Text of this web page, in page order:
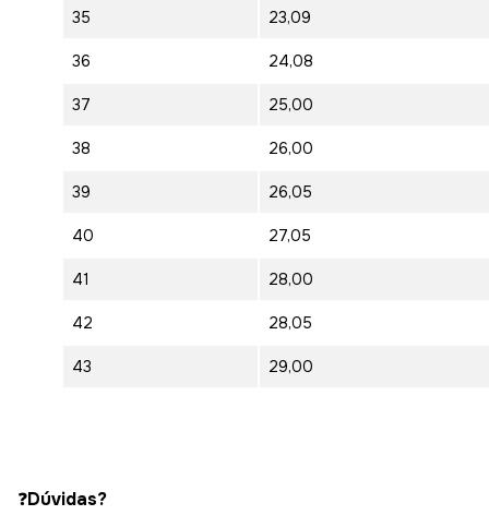
35 23,09
36 24,08
37 25,00
38 26,00
39 26,05
40 27,05
41 28,00
42 28,05
43 29,00
❓Dúvidas?